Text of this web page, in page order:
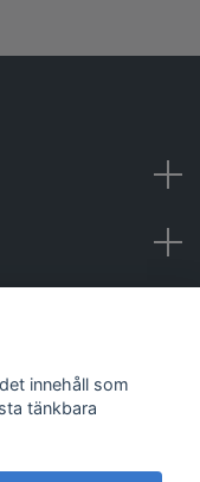
innehåll som
tänkbara